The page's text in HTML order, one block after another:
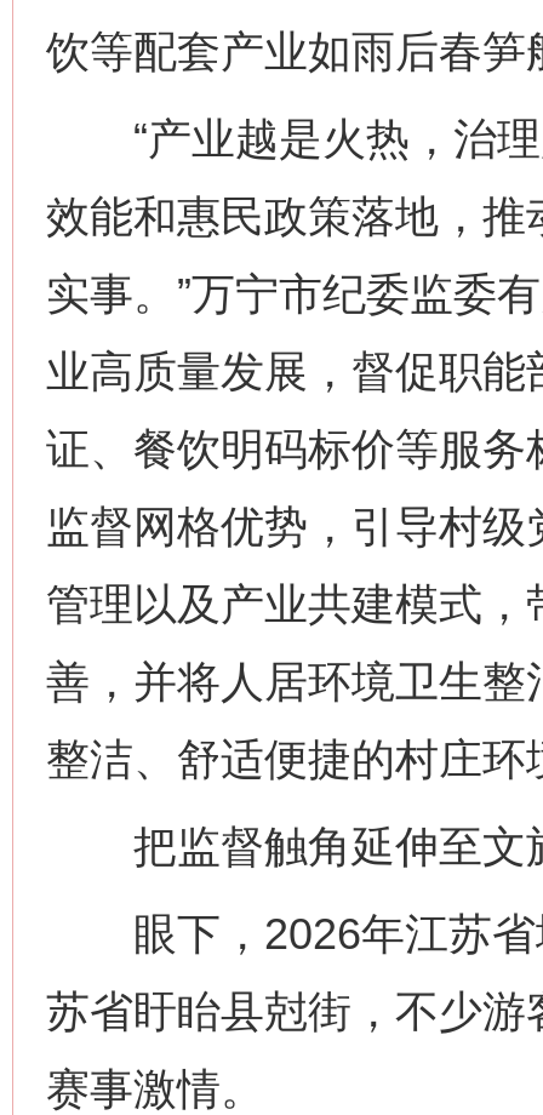
饮等配套产业如雨后春
“产业越是火热，治理
效能和惠民政策落地，
实事。”万宁市纪委监委
业高质量发展，督促职
证、餐饮明码标价等服务
监督网格优势，引导村
管理以及产业共建模式
善，并将人居环境卫生
整洁、舒适便捷的村庄环
把监督触角延伸至文
眼下，2026年江苏省
苏省盱眙县尅街，不少
赛事激情。